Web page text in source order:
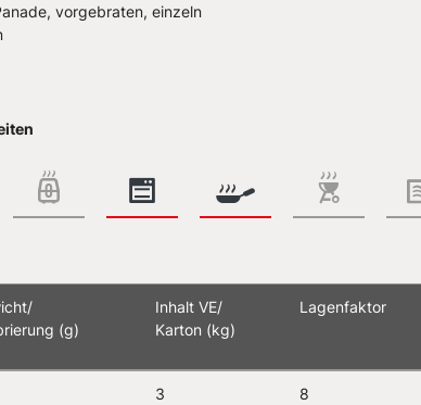
vorgebraten, einzeln
(g)
Inhalt VE/
Karton (kg)
Lagen­faktor
3 8